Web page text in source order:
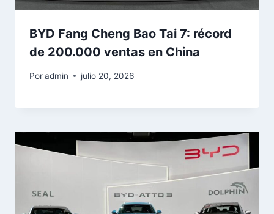
BYD Fang Cheng Bao Tai 7: récord
de 200.000 ventas en China
Poradmin julio 20, 2026